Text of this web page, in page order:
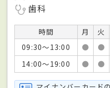
歯科
時間 月 火
09:30～13:00
● ●
14:00～19:00
● ●